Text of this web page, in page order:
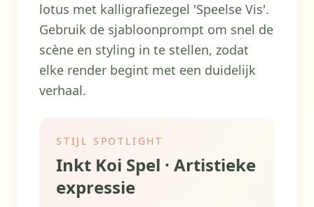
lotus met kalligrafiezegel 'Speelse Vis'.
Gebruik de sjabloonprompt om snel de
scène en styling in te stellen, zodat
elke render begint met een duidelijk
verhaal.
STIJL SPOTLIGHT
Inkt Koi Spel · Artistieke
expressie